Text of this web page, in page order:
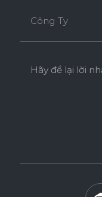
năng chống nước
hợp cho các khu vực
Công Ty
Hãy để lại lời